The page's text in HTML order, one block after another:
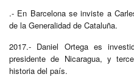
.- En Barcelona se inviste a
de la Generalidad de Cataluña.
2017.- Daniel Ortega es
presidente de Nicaragua, y
historia del país.